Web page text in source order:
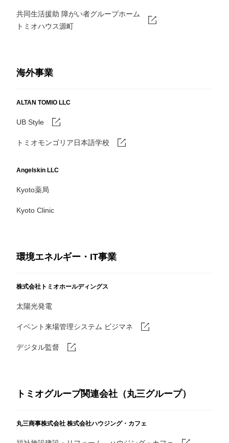
共同生活援助 障がい者グループホーム
トミオハウス源町
海外事業
ALTAN TOMIO LLC
UB Style
トミオモンゴリア日本語学校
Angelskin LLC
Kyoto薬局
Kyoto Clinic
環境エネルギー・IT事業
株式会社トミオホールディングス
太陽光発電
イベント来場管理システム ビジマネ
デジタル監督
トミオグループ関連会社（丸三グループ）
丸三商事株式会社 株式会社ハウジング・カフェ